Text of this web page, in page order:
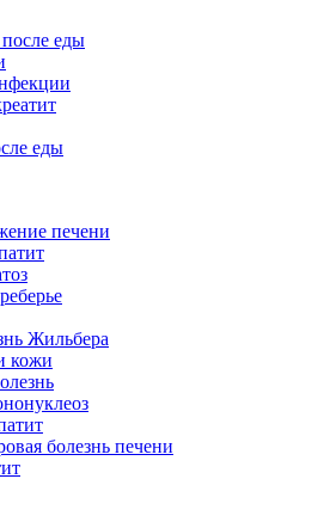
еды
еды
печени
Жильбера
кожи
болезнь печени